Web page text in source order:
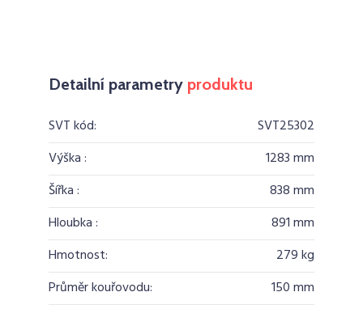
Detailní parametry produktu
SVT kód:
SVT25302
Výška :
1283 mm
Šířka :
838 mm
Hloubka :
891 mm
Hmotnost:
279 kg
Průměr kouřovodu:
150 mm